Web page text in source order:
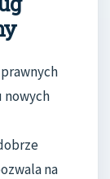
nowych
na